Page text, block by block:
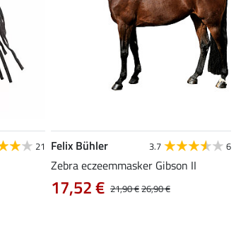
21 Felix Bühler 3.7 6
Zebra eczeemmasker Gibson II
21,90 €26,90 €
17,52 €